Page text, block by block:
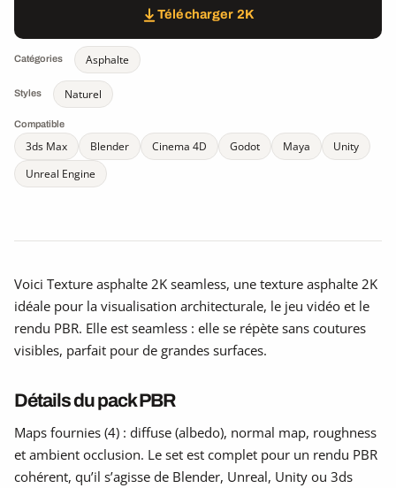
Télécharger 2K
Catégories Asphalte
Styles Naturel
Compatible
3ds Max Blender Cinema 4D Godot Maya
Unity
Unreal Engine
Voici Texture asphalte 2K seamless, une texture asphalte 2K
idéale pour la visualisation architecturale, le jeu vidéo et le
rendu PBR. Elle est seamless : elle se répète sans coutures
visibles, parfait pour de grandes surfaces.
Détails du pack PBR
Maps fournies (4) : diffuse (albedo), normal map, roughness
et ambient occlusion. Le set est complet pour un rendu PBR
cohérent, qu’il s’agisse de Blender, Unreal, Unity ou 3ds